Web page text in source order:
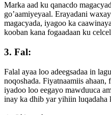
Marka aad ku qanacdo
go’aamiyeyaal. Erayadani
magacyada, iyagoo ka
kooban kana fogaadaan ku
3. Fal:
Falal ayaa loo adeegsadaa in
noqoshada. Fiyatnaamiis ahaan,
iyadoo loo eegayo mawduuca
inay ka dhib yar yihiin luqadaha